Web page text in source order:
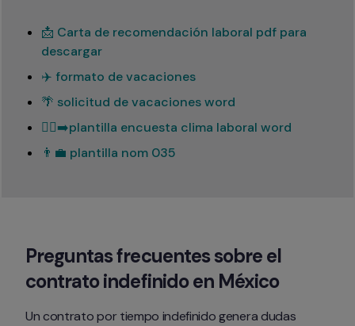
📩 Carta de recomendación laboral pdf para
descargar
✈️ formato de vacaciones
🌴 solicitud de vacaciones word
🏃‍♂️‍➡️plantilla encuesta clima laboral word
👨‍💼 plantilla nom 035
Preguntas frecuentes sobre el
contrato indefinido en México
Un contrato por tiempo indefinido genera dudas